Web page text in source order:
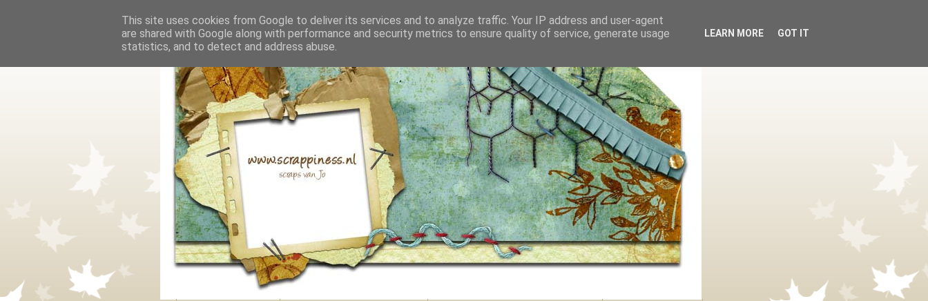
This site uses cookies from Google to deliver its services and to analyze traffic. Your IP address and user-agent
are shared with Google along with performance and security metrics to ensure quality of service, generate usage
statistics, and to detect and address abuse.
LEARN MORE GOT IT